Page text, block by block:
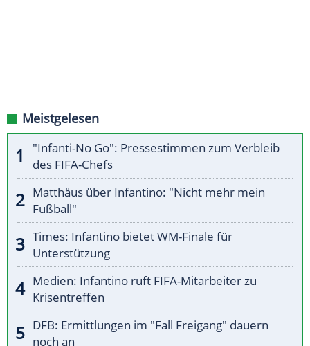
Meistgelesen
"Infanti-No Go": Pressestimmen zum Verbleib
des FIFA-Chefs
Matthäus über Infantino: "Nicht mehr mein
Fußball"
Times: Infantino bietet WM-Finale für
Unterstützung
Medien: Infantino ruft FIFA-Mitarbeiter zu
Krisentreffen
DFB: Ermittlungen im "Fall Freigang" dauern
noch an